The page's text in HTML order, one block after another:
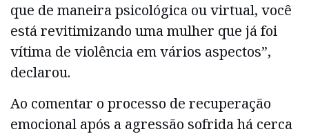
que de maneira psicológica ou virtual, você
está revitimizando uma mulher que já foi
vítima de violência em vários aspectos”,
declarou.
Ao comentar o processo de recuperação
emocional após a agressão sofrida há cerca